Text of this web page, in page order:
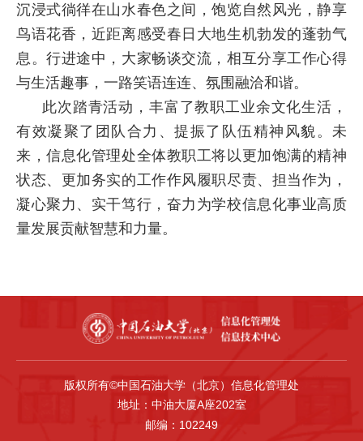
沉浸式徜徉在山水春色之间，饱览自然风光，静享
鸟语花香，近距离感受春日大地生机勃发的蓬勃气
息。行进途中，大家畅谈交流，相互分享工作心得
与生活趣事，一路笑语连连、氛围融洽和谐。
此次踏青活动，丰富了教职工业余文化生活，
有效凝聚了团队合力、提振了队伍精神风貌。未
来，信息化管理处全体教职工将以更加饱满的精神
状态、更加务实的工作作风履职尽责、担当作为，
凝心聚力、实干笃行，奋力为学校信息化事业高质
量发展贡献智慧和力量。
版权所有©中国石油大学（北京）信息化管理处
地址：中油大厦A座202室
邮编：102249